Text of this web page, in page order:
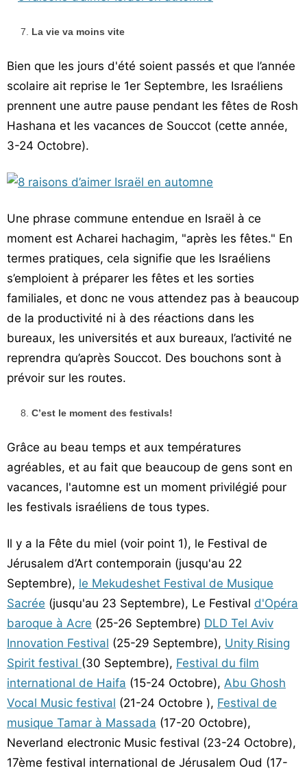
La vie va moins vite
Bien que les jours d'été soient passés et que l’année
scolaire ait reprise le 1er Septembre, les Israéliens
prennent une autre pause pendant les fêtes de Rosh
Hashana et les vacances de Souccot (cette année,
3-24 Octobre).
Une phrase commune entendue en Israël à ce
moment est Acharei hachagim, "après les fêtes." En
termes pratiques, cela signifie que les Israéliens
s’emploient à préparer les fêtes et les sorties
familiales, et donc ne vous attendez pas à beaucoup
de la productivité ni à des réactions dans les
bureaux, les universités et aux bureaux, l’activité ne
reprendra qu’après Souccot. Des bouchons sont à
prévoir sur les routes.
C’est le moment des festivals!
Grâce au beau temps et aux températures
agréables, et au fait que beaucoup de gens sont en
vacances, l'automne est un moment privilégié pour
les festivals israéliens de tous types.
Il y a la Fête du miel (voir point 1), le Festival de
Jérusalem d’Art contemporain (jusqu'au 22
Septembre), le Mekudeshet Festival de Musique
Sacrée (jusqu'au 23 Septembre), Le Festival d'Opéra
baroque à Acre (25-26 Septembre) DLD Tel Aviv
Innovation Festival (25-29 Septembre), Unity Rising
Spirit festival (30 Septembre), Festival du film
international de Haifa (15-24 Octobre), Abu Ghosh
Vocal Music festival (21-24 Octobre ), Festival de
musique Tamar à Massada (17-20 Octobre),
Neverland electronic Music festival (23-24 Octobre),
17ème festival international de Jérusalem Oud (17-